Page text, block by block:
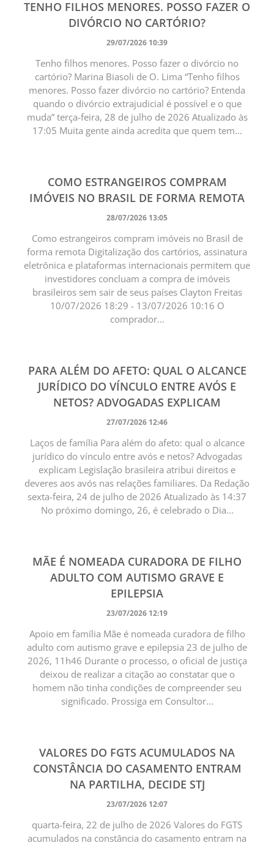
TENHO FILHOS MENORES. POSSO FAZER O
DIVÓRCIO NO CARTÓRIO?
29/07/2026 10:39
Tenho filhos menores. Posso fazer o divórcio no
cartório? Marina Biasoli de O. Lima “Tenho filhos
menores. Posso fazer divórcio no cartório? Entenda
quando o divórcio extrajudicial é possível e o que
muda” terça-feira, 28 de julho de 2026 Atualizado às
17:05 Muita gente ainda acredita que quem tem...
COMO ESTRANGEIROS COMPRAM
IMÓVEIS NO BRASIL DE FORMA REMOTA
28/07/2026 13:05
Como estrangeiros compram imóveis no Brasil de
forma remota Digitalização dos cartórios, assinatura
eletrônica e plataformas internacionais permitem que
investidores concluam a compra de imóveis
brasileiros sem sair de seus países Clayton Freitas
10/07/2026 18:29 - 13/07/2026 10:16 O
comprador...
PARA ALÉM DO AFETO: QUAL O ALCANCE
JURÍDICO DO VÍNCULO ENTRE AVÓS E
NETOS? ADVOGADAS EXPLICAM
27/07/2026 12:46
Laços de família Para além do afeto: qual o alcance
jurídico do vínculo entre avós e netos? Advogadas
explicam Legislação brasileira atribui direitos e
deveres aos avós nas relações familiares. Da Redação
sexta-feira, 24 de julho de 2026 Atualizado às 14:37
No próximo domingo, 26, é celebrado o Dia...
MÃE É NOMEADA CURADORA DE FILHO
ADULTO COM AUTISMO GRAVE E
EPILEPSIA
23/07/2026 12:19
Apoio em família Mãe é nomeada curadora de filho
adulto com autismo grave e epilepsia 23 de julho de
2026, 11h46 Durante o processo, o oficial de justiça
deixou de realizar a citação ao constatar que o
homem não tinha condições de compreender seu
significado. Prossiga em Consultor...
VALORES DO FGTS ACUMULADOS NA
CONSTÂNCIA DO CASAMENTO ENTRAM
NA PARTILHA, DECIDE STJ
23/07/2026 12:07
quarta-feira, 22 de julho de 2026 Valores do FGTS
acumulados na constância do casamento entram na